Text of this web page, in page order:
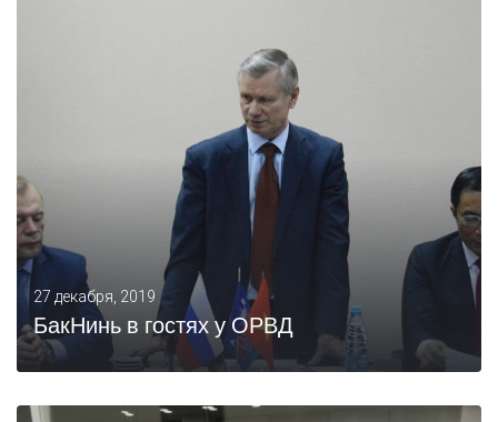
27 декабря, 2019
БакНинь в гостях у ОРВД